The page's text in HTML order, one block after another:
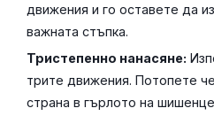
движения и го оставете да
важната стъпка.
Тристепенно нанасяне:
трите движения. Потопете
страна в гърлото на